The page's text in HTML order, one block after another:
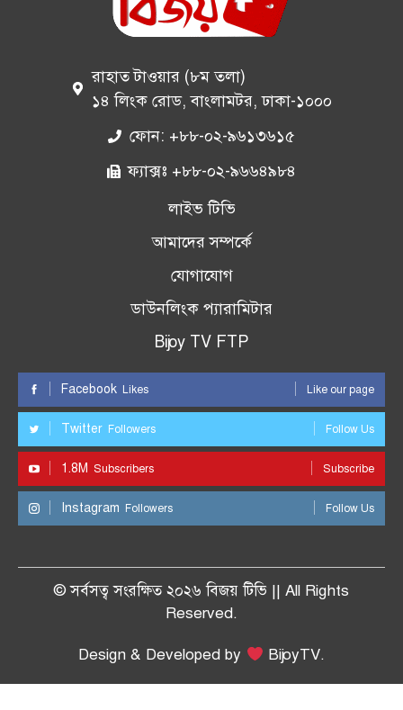
রাহাত টাওয়ার (৮ম তলা)
১৪ লিংক রোড, বাংলামটর, ঢাকা-১০০০
ফোন: +৮৮-০২-৯৬১৩৬১৫
ফ্যাক্সঃ +৮৮-০২-৯৬৬৪৯৮৪
লাইভ টিভি
আমাদের সম্পর্কে
যোগাযোগ
ডাউনলিংক প্যারামিটার
Bijoy TV FTP
Facebook Likes Like our page
Twitter Followers Follow Us
1.8M Subscribers Subscribe
Instagram Followers Follow Us
© সর্বসত্ব সংরক্ষিত ২০২৬ বিজয় টিভি || All Rights
Reserved.
Design & Developed by BijoyTV.